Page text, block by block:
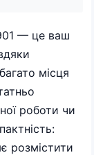
— це ваш
місця
роботи чи
розмістити